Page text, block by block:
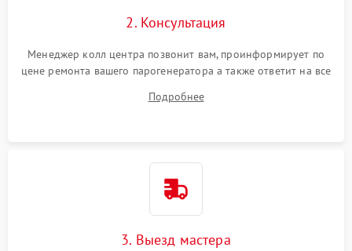
2. Консультация
Менеджер колл центра позвонит вам, проинформирует по
цене ремонта вашего парогенератора а также ответит на все
Подробнее
3. Выезд мастера